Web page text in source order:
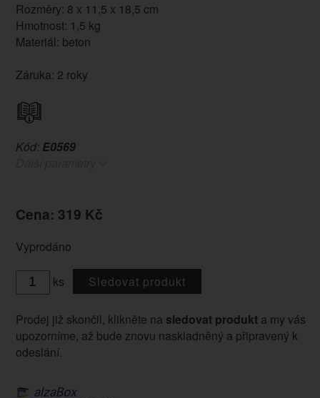
Rozměry: 8 x 11,5 x 18,5 cm
Hmotnost: 1,5 kg
Materiál: beton
Záruka: 2 roky
Kód: E0569
Cena: 319 Kč
Vyprodáno
ks Sledovat produkt
Prodej již skončil, klikněte na sledovat produkta my vás
upozorníme, až bude znovu naskladněný a připravený k
odeslání.